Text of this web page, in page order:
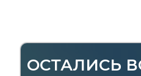
ОСТАЛИСЬ